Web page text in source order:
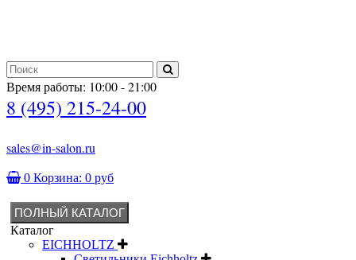
Время работы: 10:00 - 21:00
8 (495) 215-24-00
sales@in-salon.ru
0 Корзина: 0 руб
ПОЛНЫЙ КАТАЛОГ
Каталог
EICHHOLTZ